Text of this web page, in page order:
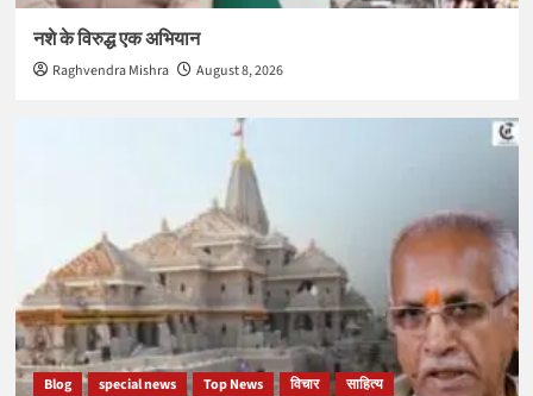
नशे के विरुद्ध एक अभियान
Raghvendra Mishra August 8, 2026
Blog special news Top News विचार साहित्य